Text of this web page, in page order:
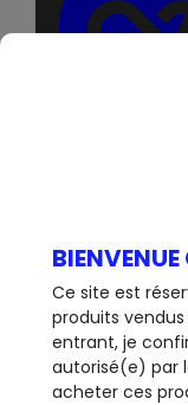
Ce site est
produits
entrant, je
autorisé(e) par
acheter ces
12
MÊME